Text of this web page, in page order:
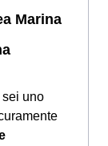
Marina
uno